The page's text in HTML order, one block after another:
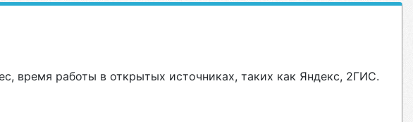
время работы в открытых источниках, таких как Яндекс, 2ГИС.